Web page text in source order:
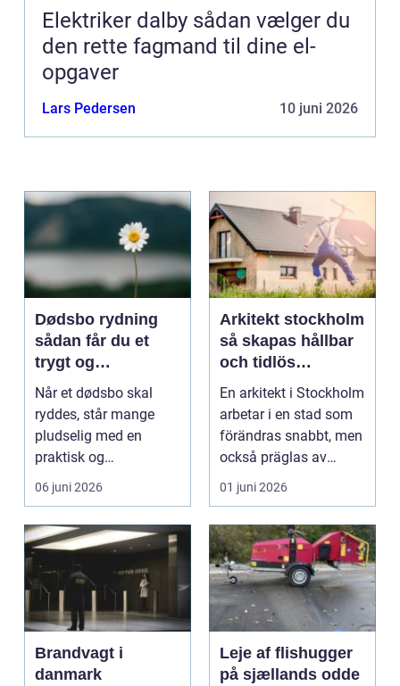
Elektriker dalby sådan vælger du
den rette fagmand til dine el-
opgaver
Lars Pedersen 10 juni 2026
Dødsbo rydning
sådan får du et
trygt og
respektfuldt forløb
Når et dødsbo skal
ryddes, står mange
pludselig med en
praktisk og
følelsesmæssig
opgave på én gang....
06 juni 2026
Arkitekt stockholm
så skapas hållbar
och tidlös
arkitektur i
huvudstaden
En arkitekt i Stockholm
arbetar i en stad som
förändras snabbt, men
också präglas av
starka historis...
01 juni 2026
Brandvagt i
danmark
Leje af flishugger
på sjællands odde